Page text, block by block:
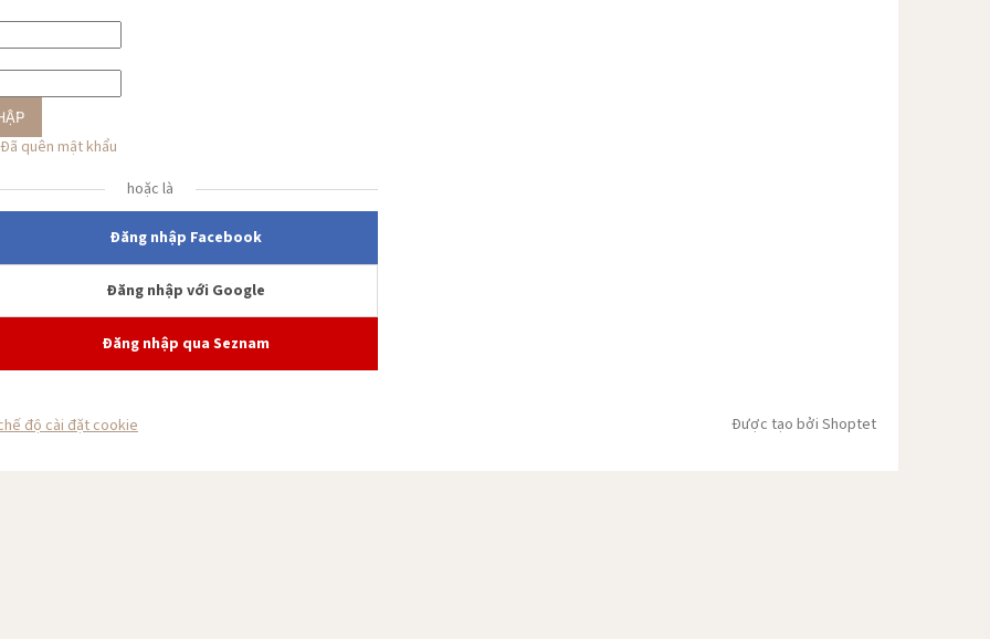
Đã quên mật khẩu
hoặc là
Đăng nhập Facebook
Đăng nhập với Google
Đăng nhập qua Seznam
Được tạo bởi Shoptet
độ cài đặt cookie